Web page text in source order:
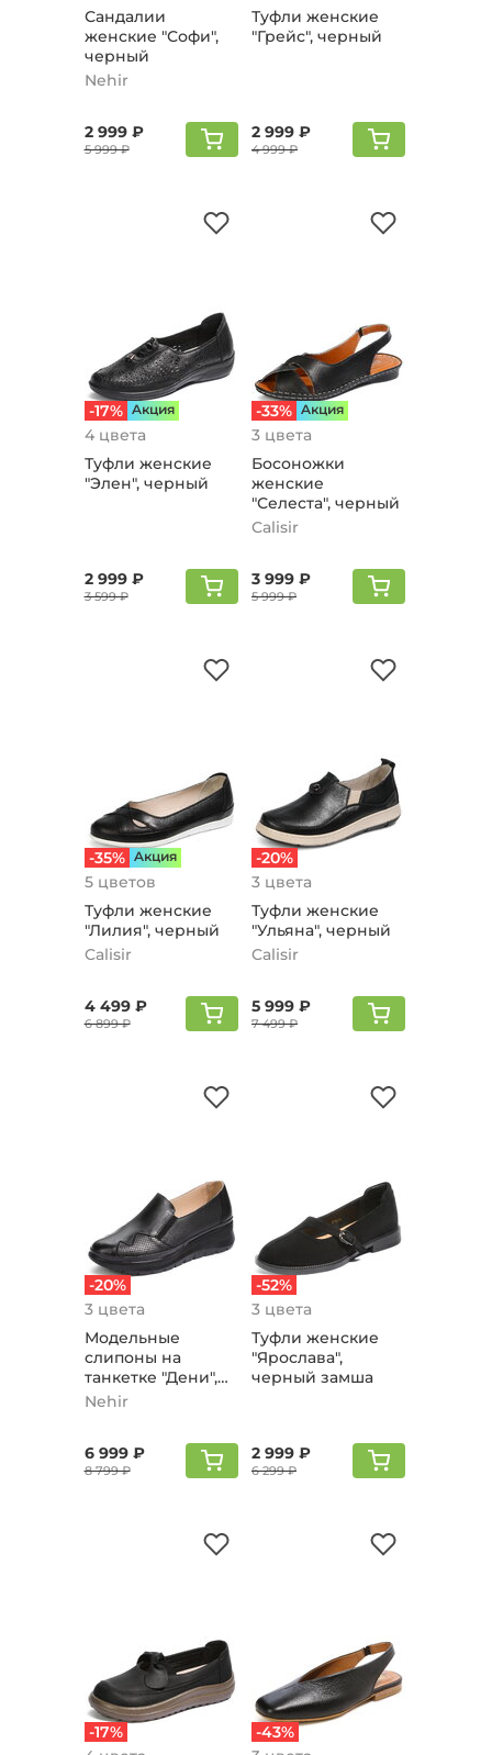
Сандалии
женские "Софи",
черный
Nehir
2 999 ₽
5 999 ₽
Туфли женские
"Грейс", черный
2 999 ₽
4 999 ₽
-17% Aкция
4 цвета
Туфли женские
"Элeн", черный
2 999 ₽
3 599 ₽
-33% Aкция
3 цвета
Босоножки
женские
"Селеста", черный
Calisir
3 999 ₽
5 999 ₽
-35% Aкция
5 цветов
Туфли женские
"Лилия", черный
Calisir
4 499 ₽
6 899 ₽
-20%
3 цвета
Туфли женские
"Ульяна", черный
Calisir
5 999 ₽
7 499 ₽
-20%
3 цвета
Модельные
слипоны на
танкетке "Дени",
черный
Nehir
6 999 ₽
8 799 ₽
-52%
3 цвета
Туфли женские
"Ярослава",
черный замша
2 999 ₽
6 299 ₽
-17%
-43%